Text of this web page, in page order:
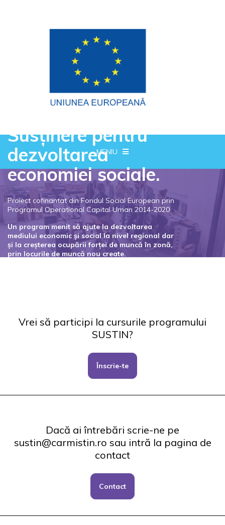
MENIU
Susținere pentru
dezvoltarea
economiei sociale.
Proiect cofinantat din Fondul Social European prin
Programul Operational Capital Uman 2014-2020
Un program menit să ajute la dezvoltarea
mediului economic și social la nivel regional dar
și la creșterea ocupării forței de muncă în zonă,
prin locurile de muncă nou create.
Vrei să participi la cursurile programului
SUSTIN?
Înscrie-te
Dacă ai întrebări scrie-ne pe
sustin@carmistin.ro sau intră la pagina de
contact
Contact